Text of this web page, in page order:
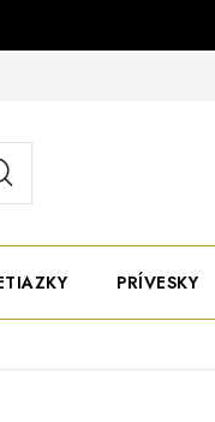
PRÍVESKY